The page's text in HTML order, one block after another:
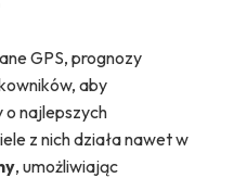
GPS, prognozy
aby
najlepszych
z nich działa nawet w
, umożliwiając